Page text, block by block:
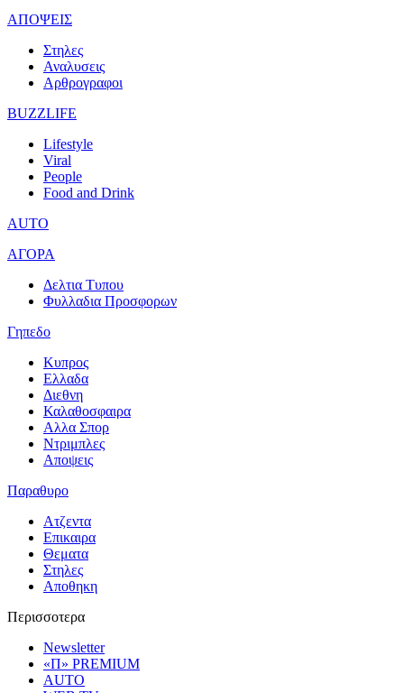
ΑΠΟΨΕΙΣ
Στηλες
Αναλυσεις
Αρθρογραφοι
BUZZLIFE
Lifestyle
Viral
People
Food and Drink
AUTO
ΑΓΟΡΑ
Δελτια Τυπου
Φυλλαδια Προσφορων
Γηπεδο
Κυπρος
Ελλαδα
Διεθνη
Καλαθοσφαιρα
Αλλα Σπορ
Ντριμπλες
Αποψεις
Παραθυρο
Ατζεντα
Επικαιρα
Θεματα
Στηλες
Αποθηκη
Περισσοτερα
Newsletter
«Π» PREMIUM
AUTO